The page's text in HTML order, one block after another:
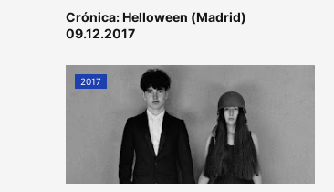
Crónica: Helloween (Madrid)
09.12.2017
2017